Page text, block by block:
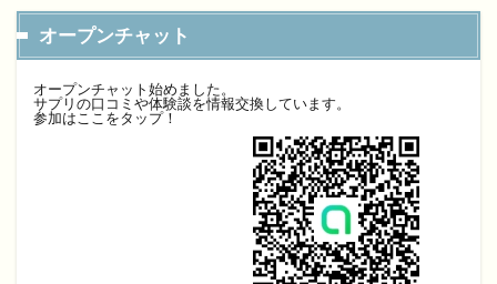
オープンチャット
オープンチャット始めました。
サプリの口コミや体験談を情報交換しています。
参加はここをタップ！